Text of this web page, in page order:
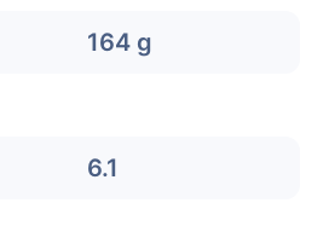
164 g
6.1